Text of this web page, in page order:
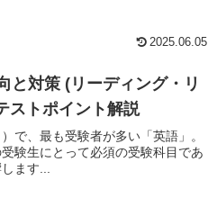
2025.06.05
と対策 (リーディング・リ
ストポイント解説
で、最も受験者が多い「英語」。
験生にとって必須の受験科目であ
ます...